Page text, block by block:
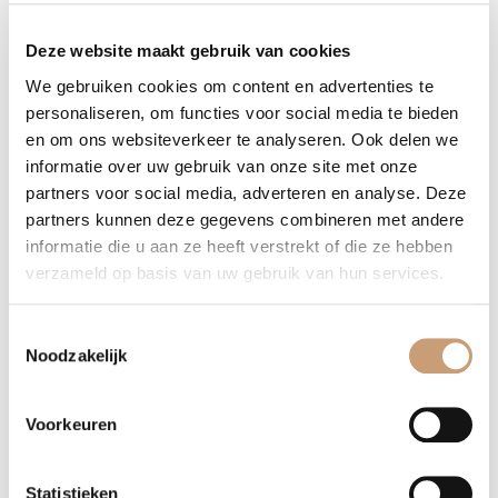
Deze website maakt gebruik van cookies
We gebruiken cookies om content en advertenties te
personaliseren, om functies voor social media te bieden
en om ons websiteverkeer te analyseren. Ook delen we
informatie over uw gebruik van onze site met onze
partners voor social media, adverteren en analyse. Deze
partners kunnen deze gegevens combineren met andere
informatie die u aan ze heeft verstrekt of die ze hebben
verzameld op basis van uw gebruik van hun services.
Noodzakelijk
Voorkeuren
Statistieken
meer dan 1.000 verschillende kleuren en leder. U bankstel ziet er
weer als nieuw uit naar een herstoffering van Bankstyle!
Prijs aanvragen herstoffering
Bankstellen op maat
aan ons door en daarna krijgt u van ons een passende offerte.
Ook het namaken van andere bankstellen is geen probleem. Dit
komt door de samenwerking met onze Nederlandse fabriek.
Heeft u vragen neem dan vooral contact met ons op: